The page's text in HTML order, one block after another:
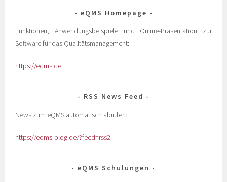
eQMS Homepage
Funktionen, Anwendungsbeispiele und Online-Präsentation zur
Software für das Qualitätsmanagement:
https://eqms.de
RSS News Feed
News zum eQMS automatisch abrufen:
https://eqms-blog.de/?feed=rss2
eQMS Schulungen